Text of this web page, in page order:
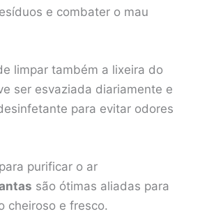
e combater o mau
limpar também a lixeira do
ser esvaziada diariamente e
para evitar odores
purificar o ar
são ótimas aliadas para
cheiroso e fresco.